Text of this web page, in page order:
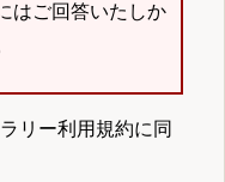
はご回答いたしか
リー利用規約に同